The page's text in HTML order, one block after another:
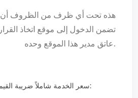
تضمن الدخول إلى موقع اتخاذ
عاتق مدير هذا الموقع وحده.
سعر الخدمة شاملاً ضريبة القيمة المضافة: